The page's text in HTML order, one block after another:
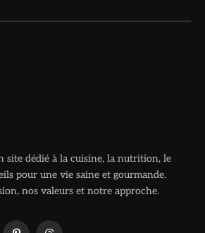
site dédié à la cuisine, la nutrition, le
pour une vie saine et gourmande.
nos valeurs et notre approche.